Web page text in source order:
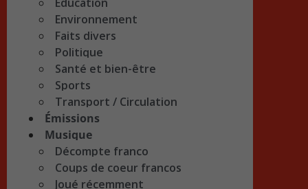
Environnement
Faits divers
Politique
Santé et bien-être
Sports
Transport / Circulation
Émissions
Musique
Décompte franco
Coups de coeur francos
Joué récemment